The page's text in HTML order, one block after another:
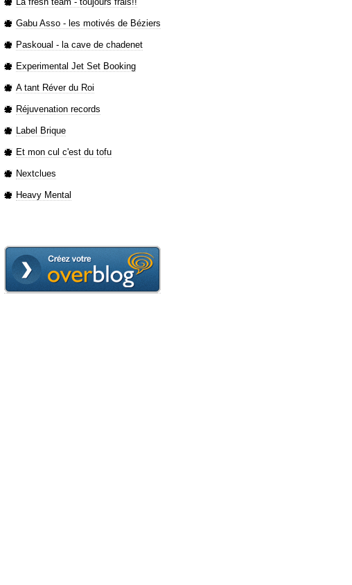
Gabu Asso - les motivés de Béziers
Paskoual - la cave de chadenet
Experimental Jet Set Booking
A tant Réver du Roi
Réjuvenation records
Label Brique
Et mon cul c'est du tofu
Nextclues
Heavy Mental